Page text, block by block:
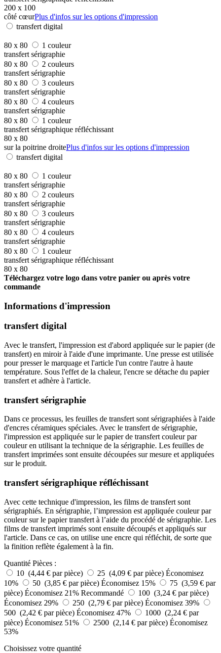
200 x 100
côté cœurPlus d'infos sur les options d'impression
transfert digital
80 x 80
1 couleur
transfert sérigraphie
80 x 80
2 couleurs
transfert sérigraphie
80 x 80
3 couleurs
transfert sérigraphie
80 x 80
4 couleurs
transfert sérigraphie
80 x 80
1 couleur
transfert sérigraphique réfléchissant
80 x 80
sur la poitrine droitePlus d'infos sur les options d'impression
transfert digital
80 x 80
1 couleur
transfert sérigraphie
80 x 80
2 couleurs
transfert sérigraphie
80 x 80
3 couleurs
transfert sérigraphie
80 x 80
4 couleurs
transfert sérigraphie
80 x 80
1 couleur
transfert sérigraphique réfléchissant
80 x 80
Téléchargez votre logo dans votre panier ou après votre
commande
Informations d'impression
transfert digital
Avec le transfert, l'impression est d'abord appliquée sur le papier (de
transfert) en miroir à l'aide d'une imprimante. Une presse est utilisée
pour presser le marquage et l'article l'un contre l'autre à haute
température. Sous l'effet de la chaleur, l'encre se détache du papier
transfert et adhère à l'article.
transfert sérigraphie
Dans ce processus, les feuilles de transfert sont sérigraphiées à l'aide
d'encres céramiques spéciales. Avec le transfert de sérigraphie,
l'impression est appliquée sur le papier de transfert couleur par
couleur en utilisant la technique de la sérigraphie. Les feuilles de
transfert imprimées sont ensuite découpées sur mesure et appliquées
sur le produit.
transfert sérigraphique réfléchissant
Avec cette technique d'impression, les films de transfert sont
sérigraphiés. En sérigraphie, l’impression est appliquée couleur par
couleur sur le papier transfert à l’aide du procédé de sérigraphie. Les
films de transfert imprimés sont ensuite découpés et appliqués sur
l'article. Dans ce cas, on utilise une encre qui réfléchit, de sorte que
la finition reflète également à la fin.
Quantité Pièces :
10 (4,44 € par pièce)
25 (4,09 € par pièce) Économisez
10%
50 (3,85 € par pièce) Économisez 15%
75 (3,59 € par
pièce) Économisez 21% Recommandé
100 (3,24 € par pièce)
Économisez 29%
250 (2,79 € par pièce) Économisez 39%
500 (2,42 € par pièce) Économisez 47%
1000 (2,24 € par
pièce) Économisez 51% 2500 (2,14 € par pièce) Économisez
53%
Choisissez votre quantité